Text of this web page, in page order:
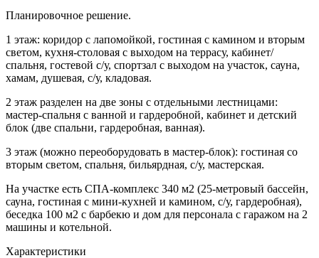
Планировочное решение.
1 этаж: коридор с лапомойкой, гостиная с камином и вторым
светом, кухня-столовая с выходом на террасу, кабинет/
спальня, гостевой с/у, спортзал с выходом на участок, сауна,
хамам, душевая, с/у, кладовая.
2 этаж разделен на две зоны с отдельными лестницами:
мастер-спальня с ванной и гардеробной, кабинет и детский
блок (две спальни, гардеробная, ванная).
3 этаж (можно переоборудовать в мастер-блок): гостиная со
вторым светом, спальня, бильярдная, с/у, мастерская.
На участке есть СПА-комплекс 340 м2 (25-метровый бассейн,
сауна, гостиная с мини-кухней и камином, с/у, гардеробная),
беседка 100 м2 с барбекю и дом для персонала с гаражом на 2
машины и котельной.
Характеристики